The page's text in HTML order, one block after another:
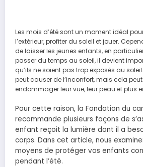
Les mois d’été sont un moment idéal
l’extérieur, profiter du soleil et jouer.
de laisser les jeunes enfants, en
passer du temps au soleil, il devient
qu’ils ne soient pas trop exposés au
peut causer de l’inconfort, mais cela
endommager leur vue, leur peau et plus
Pour cette raison, la Fondation du
recommande plusieurs façons de
enfant reçoit la lumière dont il a
corps. Dans cet article, nous
moyens de protéger vos enfants
pendant l’été.